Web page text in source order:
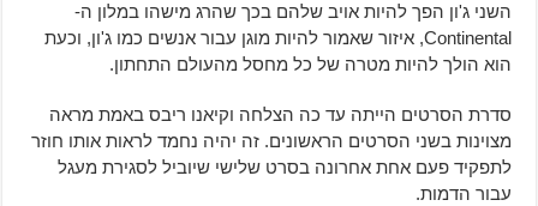
השני ג'ון הפך להיות אויב שלהם בכך שהרג מישהו במלון ה-
Continental, איזור שאמור להיות מוגן עבור אנשים כמו ג'ון, וכעת
הוא הולך להיות מטרה של כל מחסל מהעולם התחתון.
סדרת הסרטים הייתה עד כה הצלחה וקיאנו ריבס באמת מראה
מצוינות בשני הסרטים הראשונים. זה יהיה נחמד לראות אותו חוזר
לתפקיד פעם אחת אחרונה בסרט שלישי שיוביל לסגירת מעגל
עבור הדמות.